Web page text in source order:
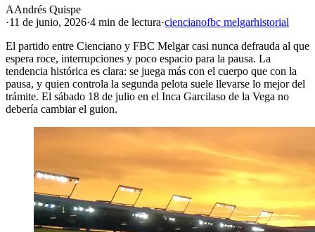
AAndrés Quispe
·11 de junio, 2026·4 min de lectura·ciencianofbc melgarhistorial
El partido entre Cienciano y FBC Melgar casi nunca defrauda al que
espera roce, interrupciones y poco espacio para la pausa. La
tendencia histórica es clara: se juega más con el cuerpo que con la
pausa, y quien controla la segunda pelota suele llevarse lo mejor del
trámite. El sábado 18 de julio en el Inca Garcilaso de la Vega no
debería cambiar el guion.